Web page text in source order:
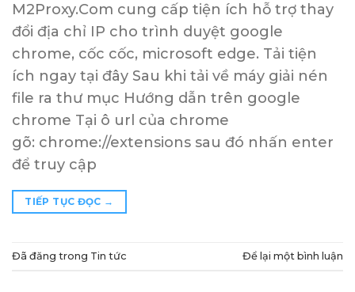
M2Proxy.Com cung cấp tiện ích hỗ trợ thay
đổi địa chỉ IP cho trình duyệt google
chrome, cốc cốc, microsoft edge. Tải tiện
ích ngay tại đây Sau khi tải về máy giải nén
file ra thư mục Hướng dẫn trên google
chrome Tại ô url của chrome
gõ: chrome://extensions sau đó nhấn enter
để truy cập
TIẾP TỤC ĐỌC →
Đã đăng trong Tin tức Để lại một bình luận